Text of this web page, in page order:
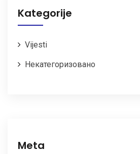
Kategorije
Vijesti
Некатегоризовано
Meta